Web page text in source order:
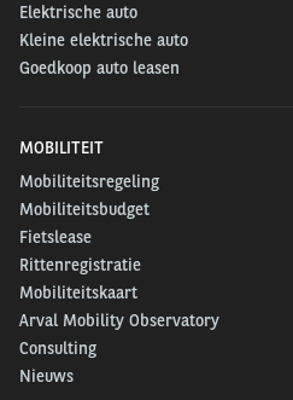
Elektrische auto
Kleine elektrische auto
Goedkoop auto leasen
MOBILITEIT
Mobiliteitsregeling
Mobiliteitsbudget
Fietslease
Rittenregistratie
Mobiliteitskaart
Arval Mobility Observatory
Consulting
Nieuws